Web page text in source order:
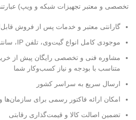
تخصصی و معتبر تجهیزات شبکه و ویپ)
گارانتی معتبر و خدمات پس از فروش
موجودی کامل انواع گیت‌وی، تلفن IP، سانترال و تجهیزات جانبی
مشاوره فنی و تخصصی رایگان پیش از
متناسب با بودجه و نیاز کسب‌وکار شما
ارسال سریع به سراسر کشور
امکان ارائه فاکتور رسمی برای
تضمین اصالت کالا و قیمت‌گذاری رقابتی